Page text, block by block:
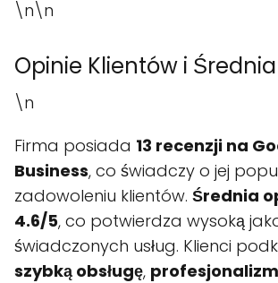
\n\n
Opinie Klientów i
\n
Firma posiada 13 recenzji na
Business, co świadczy o jej
zadowoleniu klientów. Średnia
4.6/5, co potwierdza wysoką
świadczonych usług. Klienci
szybką obsługę, profesjonalizm